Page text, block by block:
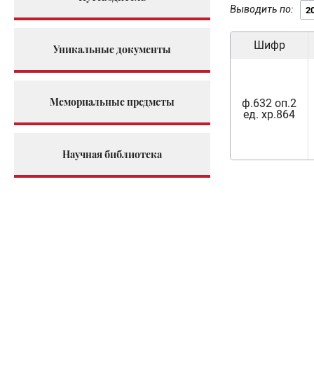
Уникальные документы
Мемориальные предметы
Научная библиотека
Выводить по:
Шифр
ф.632 оп.2
ед. хр.864